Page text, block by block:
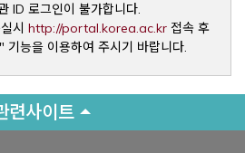
ID 로그인이 불가합니다.
시 http://portal.korea.ac.krOpens a
접속 후
기능을 이용하여 주시기 바랍니다.
련사이트